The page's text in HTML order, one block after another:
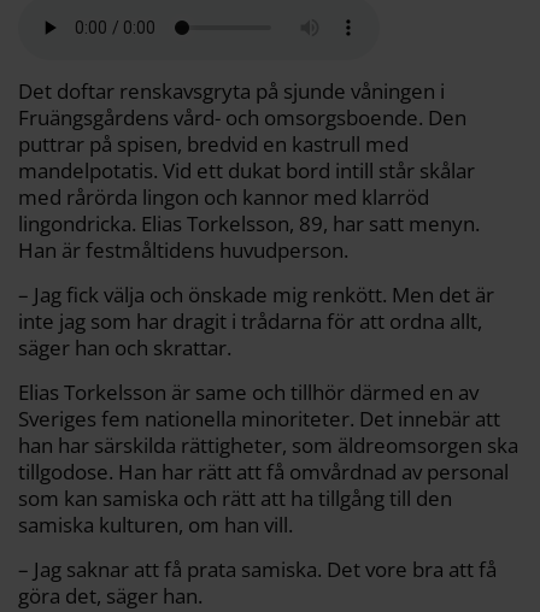
b
k
t
k
Det doftar renskavsgryta på sjunde våningen i
Fruängsgårdens vård- och omsorgsboende. Den
puttrar på spisen, bredvid en kastrull med
mandelpotatis. Vid ett dukat bord intill står skålar
med rårörda lingon och kannor med klarröd
lingondricka. Elias Torkelsson, 89, har satt menyn.
Han är festmåltidens huvudperson.
– Jag fick välja och önskade mig renkött. Men det är
inte jag som har dragit i trådarna för att ordna allt,
säger han och skrattar.
Elias Torkelsson är same och tillhör därmed en av
Sveriges fem nationella minoriteter. Det innebär att
han har särskilda rättigheter, som äldreomsorgen ska
tillgodose. Han har rätt att få omvårdnad av personal
som kan samiska och rätt att ha tillgång till den
samiska kulturen, om han vill.
– Jag saknar att få prata samiska. Det vore bra att få
göra det, säger han.